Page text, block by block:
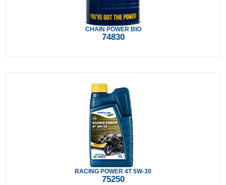
CHAIN POWER BIO
74830
RACING POWER 4T 5W-30
75250